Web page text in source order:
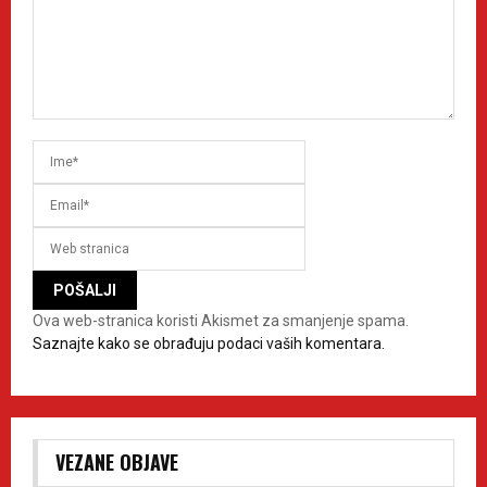
Ova web-stranica koristi Akismet za smanjenje spama.
Saznajte kako se obrađuju podaci vaših komentara.
VEZANE OBJAVE